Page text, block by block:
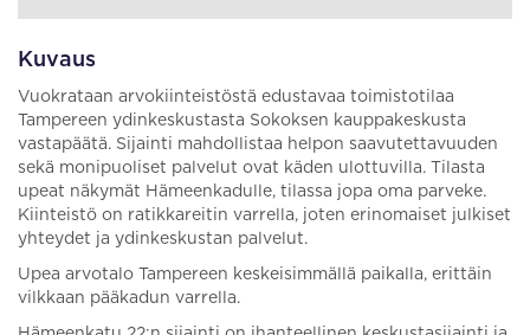
Kuvaus
Vuokrataan arvokiinteistöstä edustavaa toimistotilaa
Tampereen ydinkeskustasta Sokoksen kauppakeskusta
vastapäätä. Sijainti mahdollistaa helpon saavutettavuuden
sekä monipuoliset palvelut ovat käden ulottuvilla. Tilasta
upeat näkymät Hämeenkadulle, tilassa jopa oma parveke.
Kiinteistö on ratikkareitin varrella, joten erinomaiset julkiset
yhteydet ja ydinkeskustan palvelut.
Upea arvotalo Tampereen keskeisimmällä paikalla, erittäin
vilkkaan pääkadun varrella.